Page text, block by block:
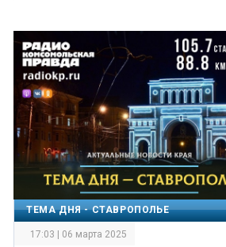
ТЕМА ДНЯ - СТАВРОПОЛЬЕ
17:03 | 06 марта 2025